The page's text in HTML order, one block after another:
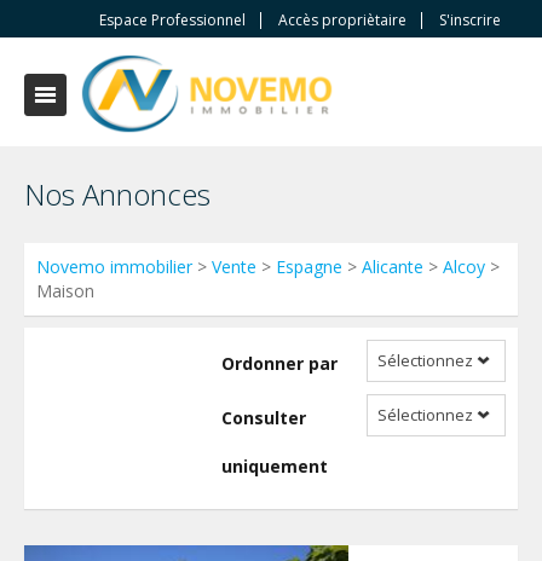
Espace Professionnel Accès propriètaire S'inscrire
Nos Annonces
Novemo immobilier> Vente > Espagne > Alicante > Alcoy >
Maison
Ordonner par Sélectionnez
Consulter
uniquement
Sélectionnez